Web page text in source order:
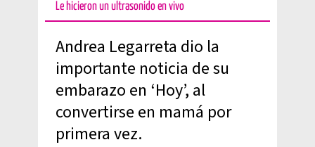
Le hicieron un ultrasonido en vivo
Andrea Legarreta dio la
importante noticia de su
embarazo en ‘Hoy’, al
convertirse en mamá por
primera vez.